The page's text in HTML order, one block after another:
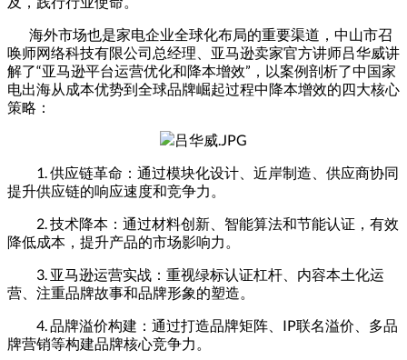
海外市场也是家电企业全球化布局的重要渠道，中山市召
唤师网络科技有限公司总经理、亚马逊卖家官方讲师吕华威讲
解了“亚马逊平台运营优化和降本增效”，以案例剖析了中国家
电出海从成本优势到全球品牌崛起过程中降本增效的四大核心
策略：
1. 供应链革命：通过模块化设计、近岸制造、供应商协同
提升供应链的响应速度和竞争力。
2. 技术降本：通过材料创新、智能算法和节能认证，有效
降低成本，提升产品的市场影响力。
3. 亚马逊运营实战：重视绿标认证杠杆、内容本土化运
营、注重品牌故事和品牌形象的塑造。
4. 品牌溢价构建：通过打造品牌矩阵、IP联名溢价、多品
牌营销等构建品牌核心竞争力。